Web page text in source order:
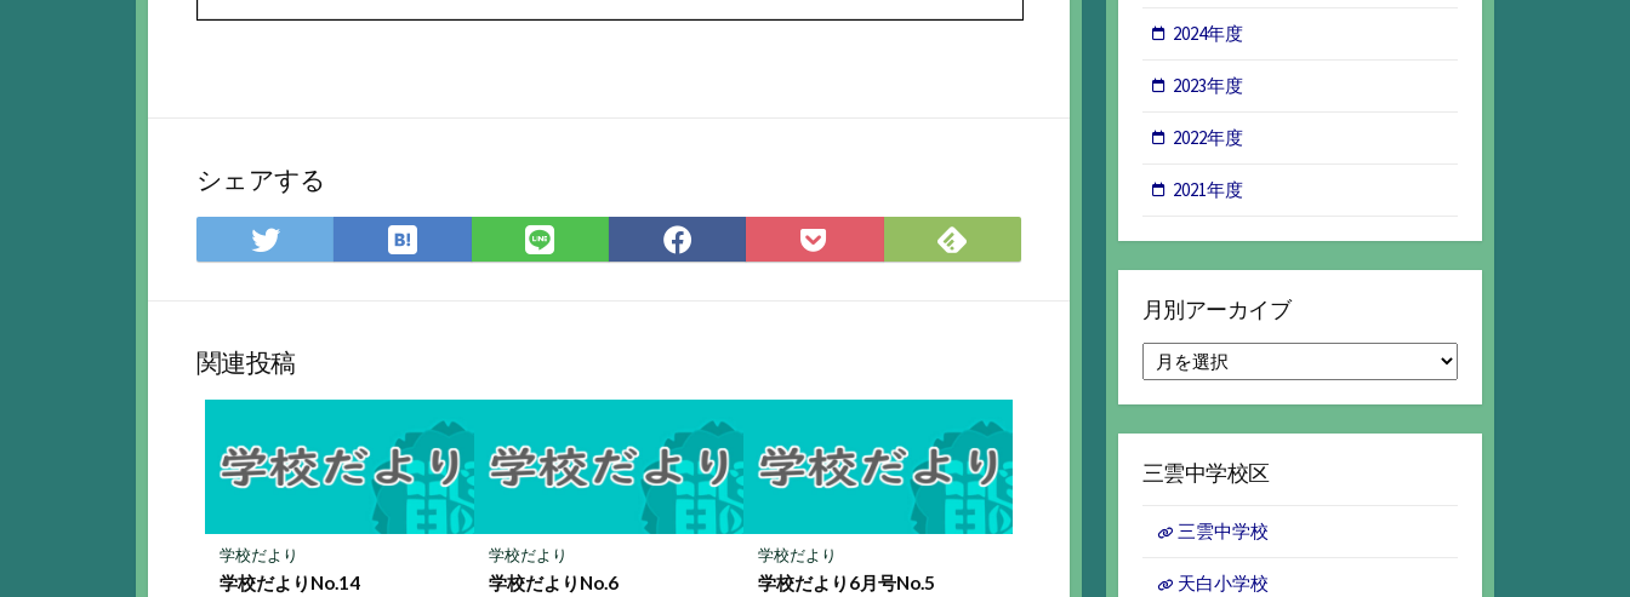
シェアする
Twitter
で
ア
は
て
マ
ー
ク
に
保
LINE
で
Facebook
で
Pocket
に
Feedly
で
関連投稿
学校だより
学校だよりNo.14
学校だより
学校だよりNo.6
学校だより
学校だより6月号No.5
2024年度
2023年度
2022年度
2021年度
月別アーカイブ
別
ア
ー
イ
三雲中学校区
三雲中学校
天白小学校